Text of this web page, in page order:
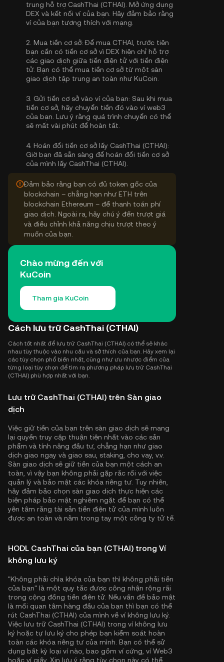
trung hỗ trợ CashThai (CTHAI). Mở ứng dụng
DEX và kết nối ví của bạn. Hãy đảm bảo rằng
ví của bạn tương thích với mạng.
2. Mua tiền cơ sở: Để mua CTHAI, trước tiên
bạn cần có tiền cơ sở vì DEX hiện chỉ hỗ trợ
các giao dịch giữa tiền điện tử với tiền điện
tử. Bạn có thể mua tiền cơ sở từ một sàn
giao dịch tập trung an toàn như KuCoin.
3. Gửi tiền cơ sở vào ví của bạn: Sau khi mua
tiền cơ sở, hãy chuyển tiền đó vào ví web3
của bạn. Lưu ý rằng quá trình chuyển có thể
sẽ mất vài phút để hoàn tất.
4. Hoán đổi tiền cơ sở lấy CashThai (CTHAI):
Giờ bạn đã sẵn sàng để hoán đổi tiền cơ sở
của mình lấy CashThai (CTHAI).
Đảm bảo rằng bạn có đủ token gốc của
blockchain – chẳng hạn như ETH trên
blockchain Ethereum – để thanh toán phí
giao dịch. Ngoài ra, hãy chú ý đến trượt giá
và điều chỉnh khả năng chịu trượt theo ý
muốn của bạn.
Chào mừng đến với
KuCoin
Tham gia KuCoin
Cách lưu trữ CashThai (CTHAI)
Cách tốt nhất để lưu trữ CashThai (CTHAI) có thể sẽ khác
nhau tùy thuộc vào nhu cầu và sở thích của bạn. Hãy xem lại
các tùy chọn phổ biến nhất, cũng như ưu nhược điểm của
từng loại tùy chọn để tìm ra phương pháp lưu trữ CashThai
(CTHAI) phù hợp nhất với bạn.
Lưu trữ CashThai (CTHAI) trên Sàn giao
dịch
Việc giữ tiền của bạn trên sàn giao dịch sẽ mang
lại quyền truy cập thuận tiện nhất vào các sản
phẩm và tính năng đầu tư, chẳng hạn như giao
dịch giao ngay và giao sau, staking, cho vay, v.v.
Sàn giao dịch sẽ giữ tiền của bạn một cách an
toàn, vì vậy bạn không phải gặp rắc rối với việc
quản lý và bảo mật các khóa riêng tư. Tuy nhiên,
hãy đảm bảo chọn sàn giao dịch thực hiện các
biện pháp bảo mật nghiêm ngặt để bạn có thể
yên tâm rằng tài sản tiền điện tử của mình luôn
được an toàn và nằm trong tay một công ty tử tế.
HODL CashThai của bạn (CTHAI) trong Ví
không lưu ký
"Không phải chìa khóa của bạn thì không phải tiền
của bạn" là một quy tắc được công nhận rộng rãi
trong cộng đồng tiền điện tử. Nếu vấn đề bảo mật
là mối quan tâm hàng đầu của bạn thì bạn có thể
rút CashThai (CTHAI) của mình về ví không lưu ký.
Việc lưu trữ CashThai (CTHAI) trong ví không lưu
ký hoặc tự lưu ký cho phép bạn kiểm soát hoàn
toàn các khóa riêng tư của mình. Bạn có thể sử
dụng bất kỳ loại ví nào, bao gồm ví cứng, ví Web3
hoặc ví giấy. Xin lưu ý rằng tùy chọn này có thể